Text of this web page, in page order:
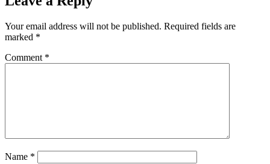
Your email address will not be published. Required fields are
marked *
Comment *
Name *